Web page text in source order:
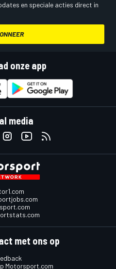
en speciale acties direct in
onze app
media
met ons op
Motorsport.com